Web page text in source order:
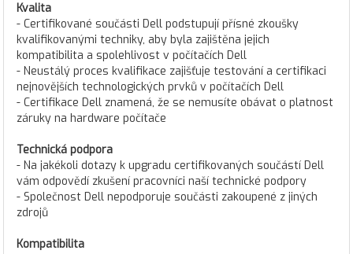
Kvalita
- Certifikované součásti Dell podstupují přísné zkoušky
kvalifikovanými techniky, aby byla zajištěna jejich
kompatibilita a spolehlivost v počítačích Dell
- Neustálý proces kvalifikace zajišťuje testování a certifikaci
nejnovějších technologických prvků v počítačích Dell
- Certifikace Dell znamená, že se nemusíte obávat o platnost
záruky na hardware počítače
Technická podpora
- Na jakékoli dotazy k upgradu certifikovaných součástí Dell
vám odpovědí zkušení pracovníci naší technické podpory
- Společnost Dell nepodporuje součásti zakoupené z jiných
zdrojů
Kompatibilita